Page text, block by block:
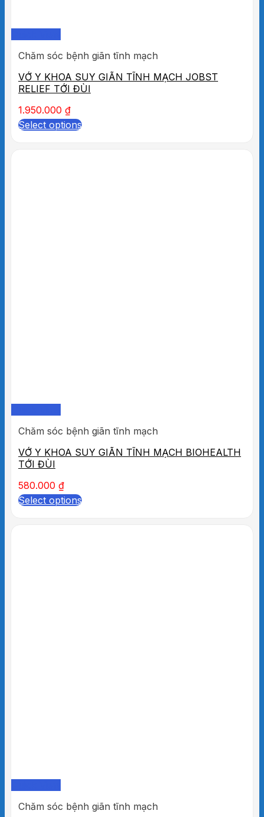
Chăm sóc bệnh giãn tĩnh mạch
VỚ Y KHOA SUY GIÃN TĨNH MẠCH JOBST
RELIEF TỚI ĐÙI
1.950.000 ₫
Select options
Chăm sóc bệnh giãn tĩnh mạch
VỚ Y KHOA SUY GIÃN TĨNH MẠCH BIOHEALTH
TỚI ĐÙI
580.000 ₫
Select options
Chăm sóc bệnh giãn tĩnh mạch